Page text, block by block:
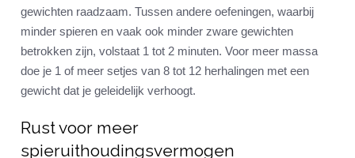
gewichten raadzaam. Tussen andere oefeningen, waarbij
minder spieren en vaak ook minder zware gewichten
betrokken zijn, volstaat 1 tot 2 minuten. Voor meer massa
doe je 1 of meer setjes van 8 tot 12 herhalingen met een
gewicht dat je geleidelijk verhoogt.
Rust voor meer
spieruithoudingsvermogen